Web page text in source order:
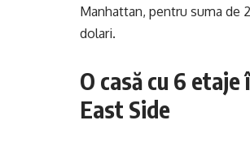
Manhattan, pentru suma de
dolari.
O casă cu 6 etaje
East Side